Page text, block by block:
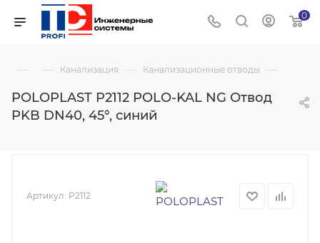
0
— — Канализация — Канализационные отводы —
POLOPLAST P2112 POLO-KAL NG Отвод
PKB DN40, 45°, синий
Артикул: P2112